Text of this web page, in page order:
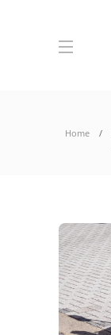
Home